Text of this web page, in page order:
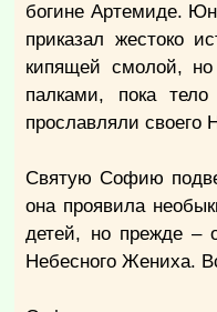
богине Артемиде.
приказал жестоко
кипящей смолой,
палками, пока
прославляли своего
Святую Софию
она проявила
детей, но прежде –
Небесного Жениха.